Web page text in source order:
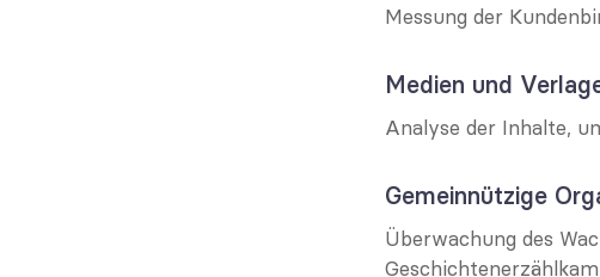
Messung der
Medien und
Analyse der Inhalte,
Gemeinnützige
Überwachung des